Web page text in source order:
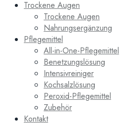
Trockene Augen
Trockene Augen
Nahrungsergänzung
Pflegemittel
All-in-One-Pflegemittel
Benetzungslösung
Intensivreiniger
Kochsalzlösung
Peroxid-Pflegemittel
Zubehör
Kontakt